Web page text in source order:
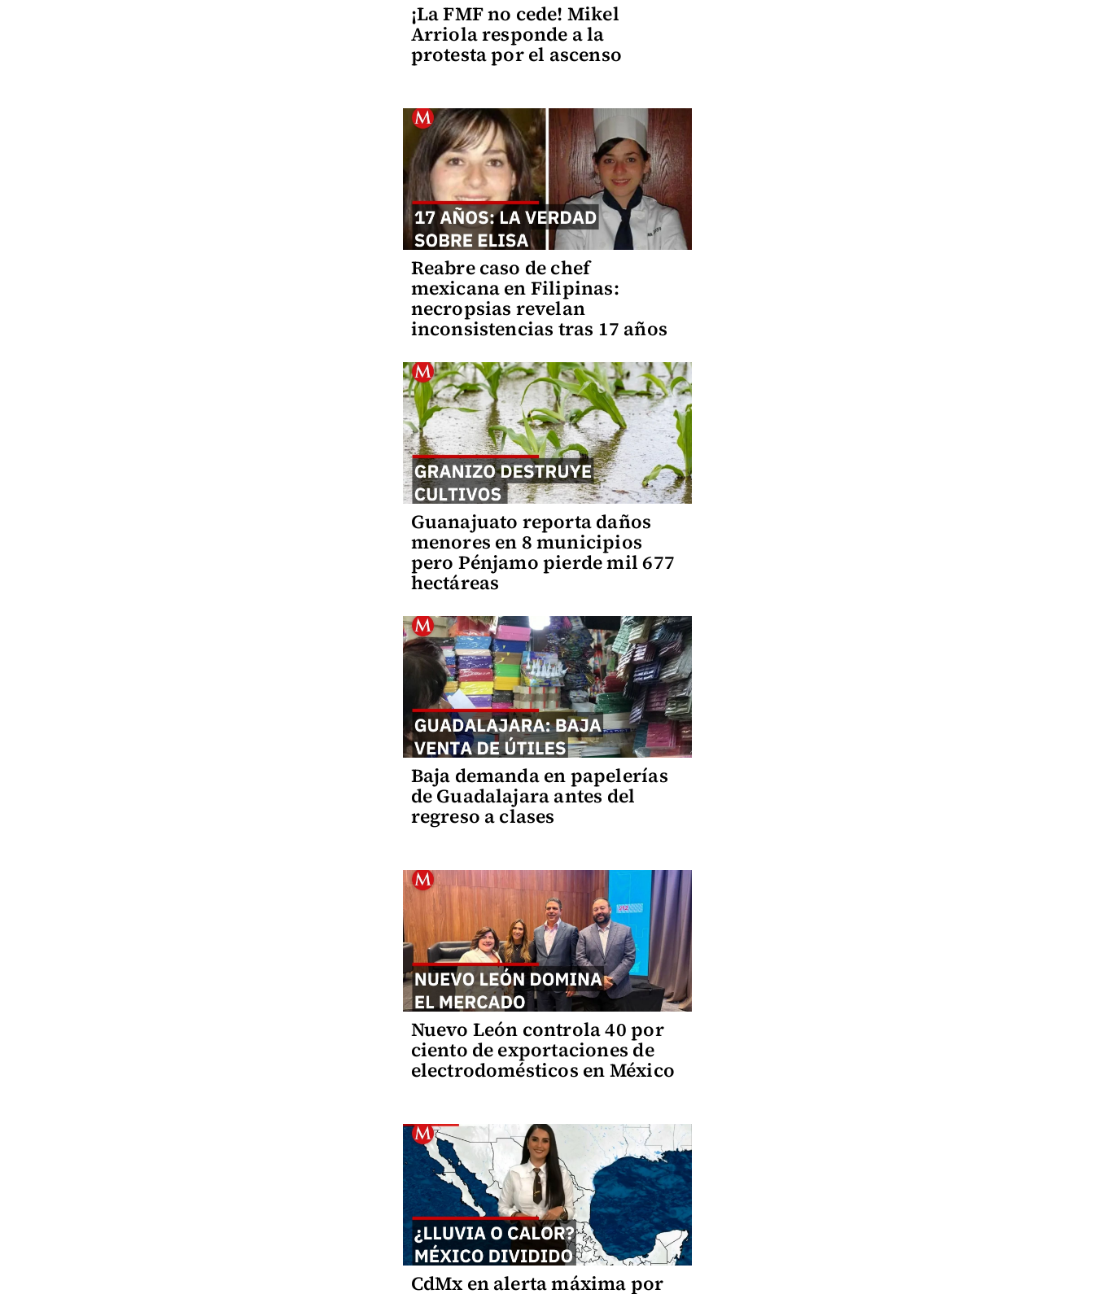
¡La FMF no cede! Mikel
Arriola responde a la
protesta por el ascenso
Reabre caso de chef
mexicana en Filipinas:
necropsias revelan
inconsistencias tras 17 años
Guanajuato reporta daños
menores en 8 municipios
pero Pénjamo pierde mil 677
hectáreas
Baja demanda en papelerías
de Guadalajara antes del
regreso a clases
Nuevo León controla 40 por
ciento de exportaciones de
electrodomésticos en México
CdMx en alerta máxima por